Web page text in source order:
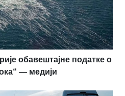
обавештајне податке о
— медији